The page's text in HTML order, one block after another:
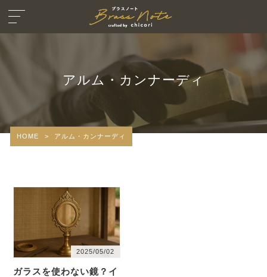
アルム・カンナーディ
HOME > アルム・カンナーディ
2025/05/02
ガラスを使わない鏡？イ